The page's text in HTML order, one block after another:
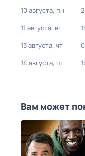
10 августа, пн
11 августа, вт
13 августа, чт
14 августа, пт
Вам может